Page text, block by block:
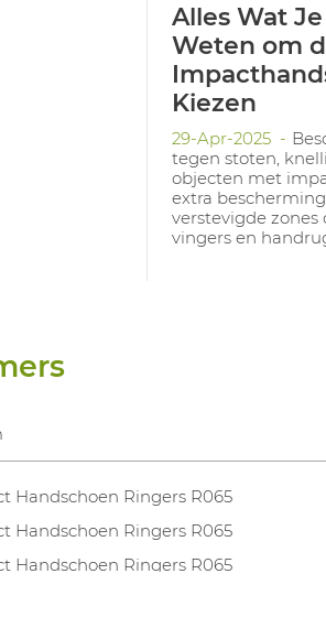
Alles Wat
Weten om
Kiezen
29-Apr-2025
tegen stoten,
objecten met
extra
verstevigde zones
vingers en
Handschoen Ringers R065
Handschoen Ringers R065
Handschoen Ringers R065